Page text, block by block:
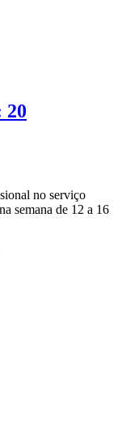
20
no serviço
semana de 12 a 16